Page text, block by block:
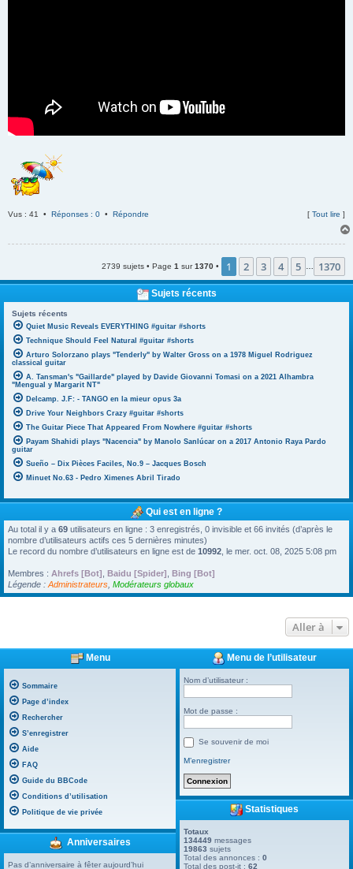
Vus : 41 • Réponses : 0 • Répondre [ Tout lire ]
2739 sujets • Page 1 sur1370 • 1 2 3 4 5 1370
Sujets récents
Sujets récents
Quiet Music Reveals EVERYTHING #guitar #shorts
Technique Should Feel Natural #guitar #shorts
Arturo Solorzano plays "Tenderly" by Walter Gross on a 1978 Miguel Rodriguez
classical guitar
A. Tansman's "Gaillarde" played by Davide Giovanni Tomasi on a 2021 Alhambra
"Mengual y Margarit NT"
Delcamp. J.F: - TANGO en la mieur opus 3a
Drive Your Neighbors Crazy #guitar #shorts
The Guitar Piece That Appeared From Nowhere #guitar #shorts
Payam Shahidi plays "Nacencia" by Manolo Sanlúcar on a 2017 Antonio Raya Pardo
guitar
Sueño – Dix Pièces Faciles, No.9 – Jacques Bosch
Minuet No.63 - Pedro Ximenes Abril Tirado
Qui est en ligne ?
Au total il y a 69 utilisateurs en ligne : 3 enregistrés, 0 invisible et 66 invités (d’après le
nombre d’utilisateurs actifs ces 5 dernières minutes)
Le record du nombre d’utilisateurs en ligne est de 10992 , le mer. oct. 08, 2025 5:08 pm
Membres : Ahrefs [Bot] Baidu [Spider] Bing [Bot]
Légende : Administrateurs Modérateurs globaux
Aller à
Menu
Sommaire
Page d’index
Rechercher
S’enregistrer
Aide
FAQ
Guide du BBCode
Conditions d’utilisation
Politique de vie privée
Anniversaires
Pas d’anniversaire à fêter aujourd’hui
Menu de l’utilisateur
Nom d’utilisateur :
Mot de passe :
Se souvenir de moi
M’enregistrer
Statistiques
Totaux
134449 messages
19863 sujets
Total des annonces :0
Total des post-it :62